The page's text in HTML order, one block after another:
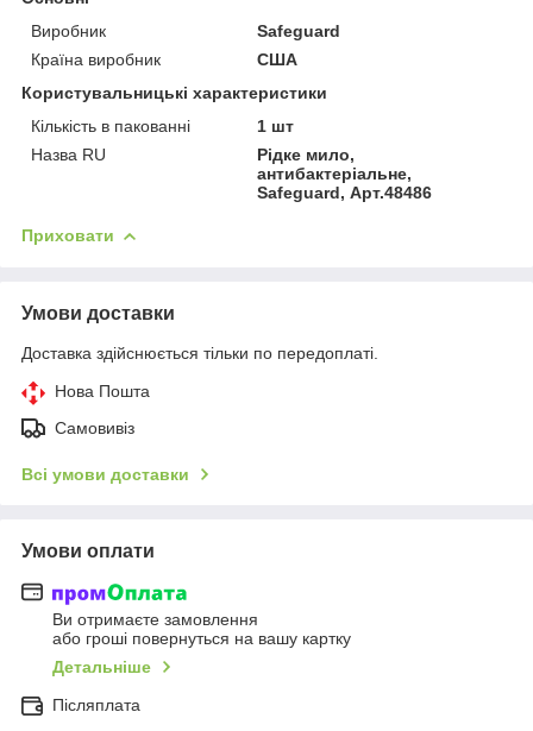
Виробник
Safeguard
Країна виробник
США
Користувальницькі характеристики
Кількість в пакованні
1 шт
Назва RU
Рідке мило,
антибактеріальне,
Safeguard, Арт.48486
Приховати
Умови доставки
Доставка здійснюється тільки по передоплаті.
Нова Пошта
Самовивіз
Всі умови доставки
Умови оплати
Ви отримаєте замовлення
або гроші повернуться на вашу картку
Детальніше
Післяплата